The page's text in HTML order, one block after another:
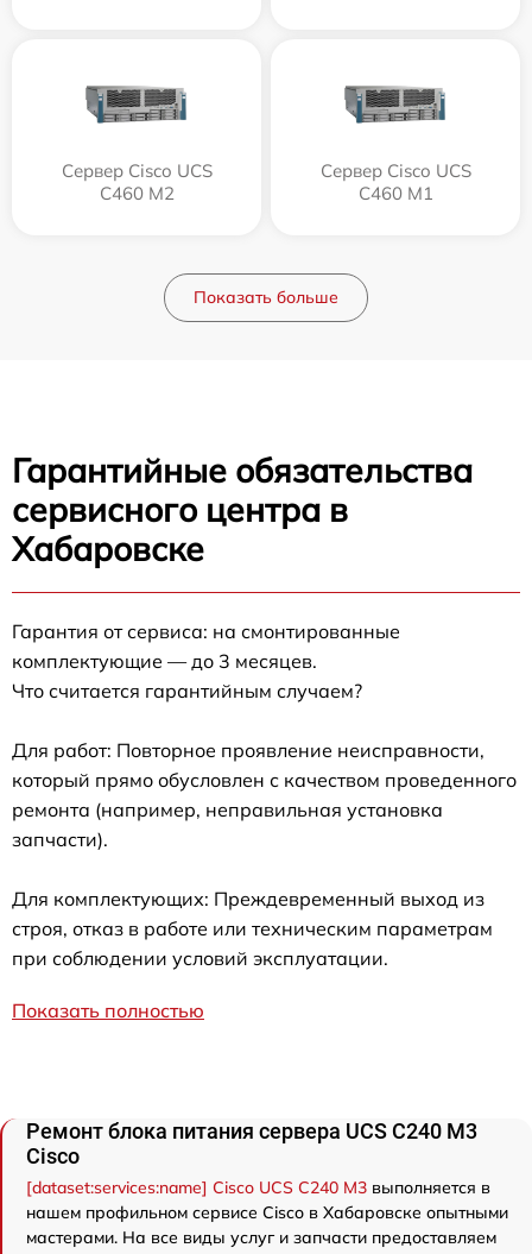
Сервер Cisco UCS
C460 M2
Сервер Cisco UCS
C460 M1
Показать больше
Гарантийные обязательства
сервисного центра в
Хабаровске
Гарантия от сервиса: на смонтированные
комплектующие — до 3 месяцев.
Что считается гарантийным случаем?
Для работ: Повторное проявление неисправности,
который прямо обусловлен с качеством проведенного
ремонта (например, неправильная установка
запчасти).
Для комплектующих: Преждевременный выход из
строя, отказ в работе или техническим параметрам
при соблюдении условий эксплуатации.
Показать полностью
Ремонт блока питания сервера UCS C240 M3
Cisco
[dataset:services:name] Cisco UCS C240 M3 выполняется в
нашем профильном сервисе Cisco в Хабаровске опытными
мастерами. На все виды услуг и запчасти предоставляем